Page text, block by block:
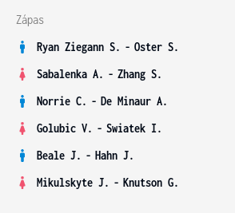
Zápas
Ryan Ziegann S. - Oster S.
Sabalenka A. - Zhang S.
Norrie C. - De Minaur A.
Golubic V. - Swiatek I.
Beale J. - Hahn J.
Mikulskyte J. - Knutson G.